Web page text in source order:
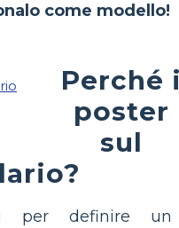
come modello!
Perché
poster
sul
per definire un